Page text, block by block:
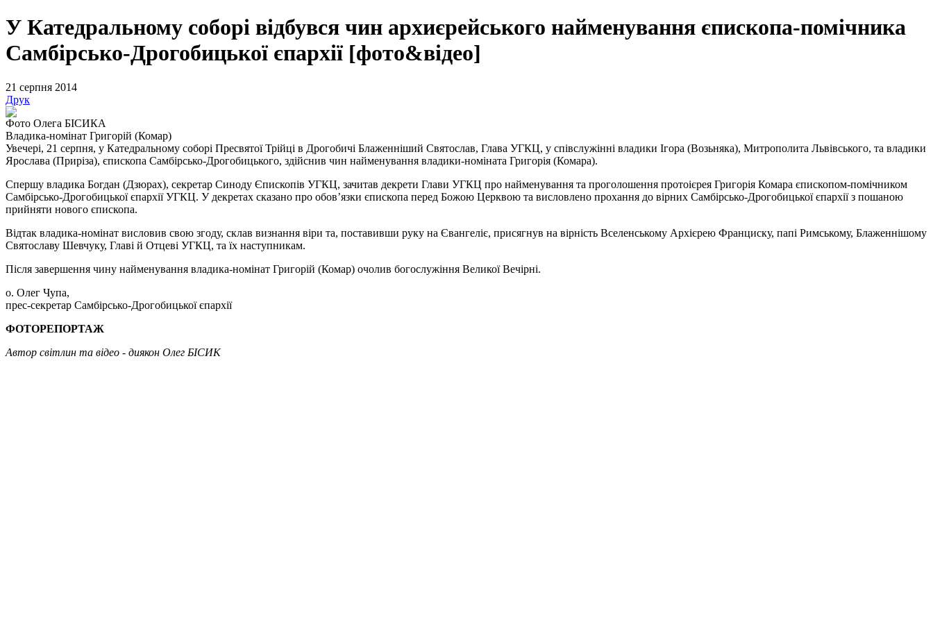
У Катедральному соборі відбувся чин архиєрейського найменування єпископа-помічника
Самбірсько-Дрогобицької єпархії [фото&відео]
21 серпня 2014
Друк
Фото Олега БІСИКА
Владика-номінат Григорій (Комар)
Увечері, 21 серпня, у Катедральному соборі Пресвятої Трійці в Дрогобичі Блаженніший Святослав, Глава УГКЦ, у співслужінні владики Ігора (Возьняка), Митрополита Львівського, та владики
Ярослава (Приріза), єпископа Самбірсько-Дрогобицького, здійснив чин найменування владики-номіната Григорія (Комара).
Спершу владика Богдан (Дзюрах), секретар Синоду Єпископів УГКЦ, зачитав декрети Глави УГКЦ про найменування та проголошення протоієрея Григорія Комара єпископом-помічником
Самбірсько-Дрогобицької єпархії УГКЦ. У декретах сказано про обов’язки єпископа перед Божою Церквою та висловлено прохання до вірних Самбірсько-Дрогобицької єпархії з пошаною
прийняти нового єпископа.
Відтак владика-номінат висловив свою згоду, склав визнання віри та, поставивши руку на Євангеліє, присягнув на вірність Вселенському Архієрею Франциску, папі Римському, Блаженнішому
Святославу Шевчуку, Главі й Отцеві УГКЦ, та їх наступникам.
Після завершення чину найменування владика-номінат Григорій (Комар) очолив богослужіння Великої Вечірні.
о. Олег Чупа,
прес-секретар Самбірсько-Дрогобицької єпархії
ФОТОРЕПОРТАЖ
Автор світлин та відео - диякон Олег БІСИК